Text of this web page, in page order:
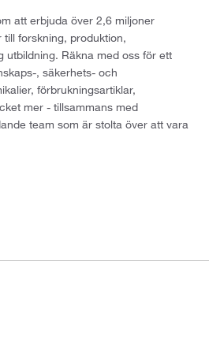
att erbjuda över 2,6 miljoner
forskning, produktion,
utbildning. Räkna med oss för ett
, säkerhets- och
förbrukningsartiklar,
mer - tillsammans med
team som är stolta över att vara